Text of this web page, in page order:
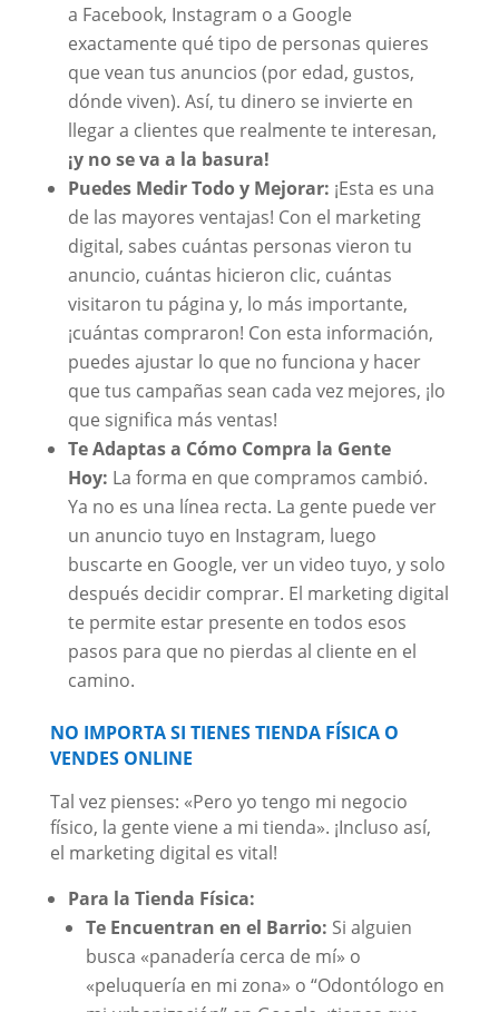
a Facebook, Instagram o a Google
exactamente qué tipo de personas quieres
que vean tus anuncios (por edad, gustos,
dónde viven). Así, tu dinero se invierte en
llegar a clientes que realmente te interesan,
¡y no se va a la basura!
Puedes Medir Todo y Mejorar: ¡Esta es una
de las mayores ventajas! Con el marketing
digital, sabes cuántas personas vieron tu
anuncio, cuántas hicieron clic, cuántas
visitaron tu página y, lo más importante,
¡cuántas compraron! Con esta información,
puedes ajustar lo que no funciona y hacer
que tus campañas sean cada vez mejores, ¡lo
que significa más ventas!
Te Adaptas a Cómo Compra la Gente
Hoy: La forma en que compramos cambió.
Ya no es una línea recta. La gente puede ver
un anuncio tuyo en Instagram, luego
buscarte en Google, ver un video tuyo, y solo
después decidir comprar. El marketing digital
te permite estar presente en todos esos
pasos para que no pierdas al cliente en el
camino.
NO IMPORTA SI TIENES TIENDA FÍSICA O
VENDES ONLINE
Tal vez pienses: «Pero yo tengo mi negocio
físico, la gente viene a mi tienda». ¡Incluso así,
el marketing digital es vital!
Para la Tienda Física:
Te Encuentran en el Barrio: Si alguien
busca «panadería cerca de mí» o
«peluquería en mi zona» o “Odontólogo en